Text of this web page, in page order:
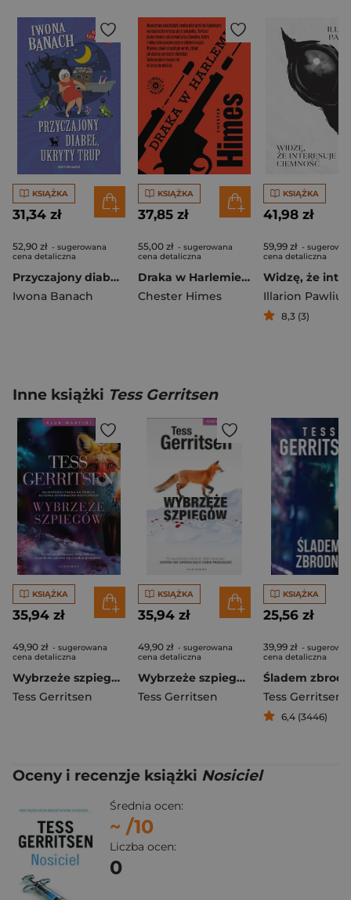
KSIĄŻKA
31,34 zł
52,90 zł - sugerowana
cena detaliczna
Przyczajony diabeł, ukryty trup
Iwona Banach
KSIĄŻKA
37,85 zł
55,00 zł - sugerowana
cena detaliczna
Draka w Harlemie. Gliniarze z Harlemu. 1
Chester Himes
KSIĄŻKA
41,98 zł
59,99 zł -
cena detaliczna
Illarion Pawliuk
8,3 (3)
Inne książki Tess Gerritsen
KSIĄŻKA
35,94 zł
49,90 zł - sugerowana
cena detaliczna
Wybrzeże szpiegów. Klub Martini. Tom 1
Tess Gerritsen
KSIĄŻKA
35,94 zł
49,90 zł - sugerowana
cena detaliczna
Wybrzeże szpiegów Seria Klub Martini Tom 1 wydanie kolekcyjne
Tess Gerritsen
KSIĄŻKA
25,56 zł
39,99 zł -
cena detaliczna
Śladem
Tess Gerritsen
6,4 (3446)
Oceny i recenzje książki Nosiciel
Średnia ocen:
~ /10
Liczba ocen:
0